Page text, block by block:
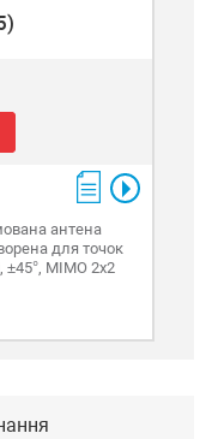
антена
для точок
±45°, MIMO 2x2